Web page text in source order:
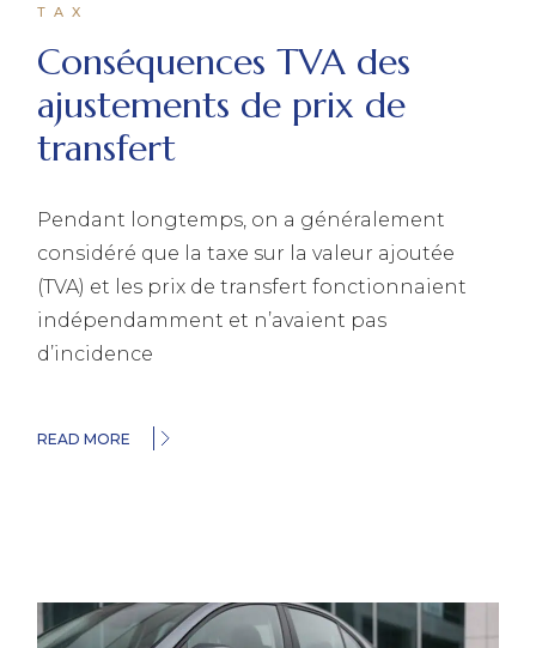
TAX
Conséquences TVA des
ajustements de prix de
transfert
Pendant longtemps, on a généralement
considéré que la taxe sur la valeur ajoutée
(TVA) et les prix de transfert fonctionnaient
indépendamment et n’avaient pas
d’incidence
READ MORE